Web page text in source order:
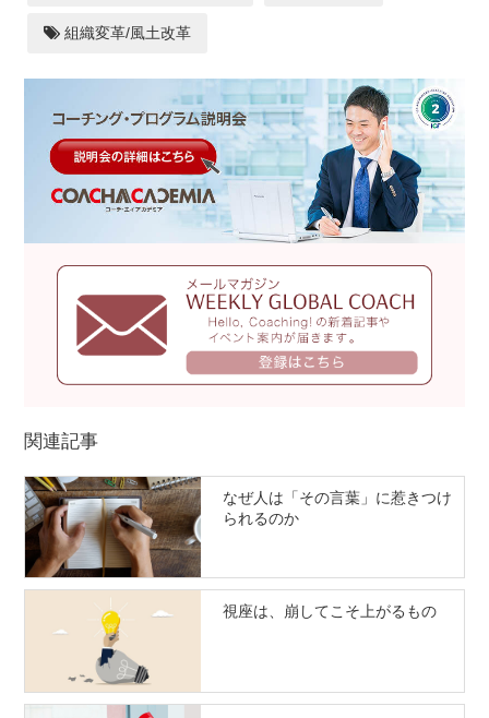
組織変革/風土改革
関連記事
なぜ人は「その言葉」に惹きつけ
られるのか
視座は、崩してこそ上がるもの